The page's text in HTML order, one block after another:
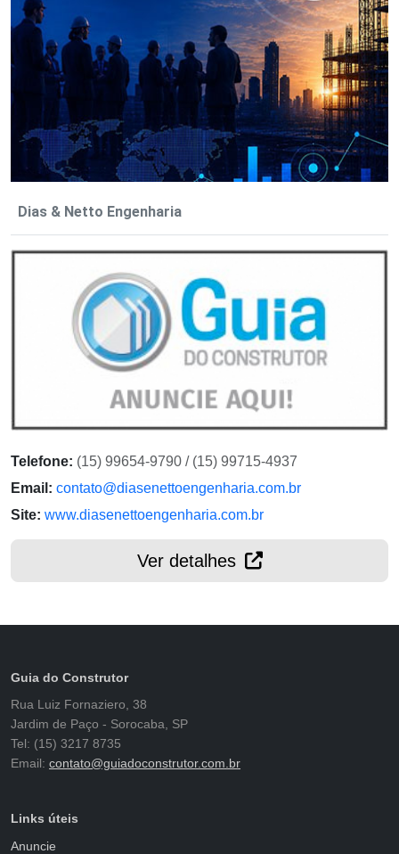
Dias & Netto Engenharia
Telefone: (15) 99654-9790 / (15) 99715-4937
Email: contato@diasenettoengenharia.com.br
Site: www.diasenettoengenharia.com.br
Ver detalhes
Guia do Construtor
Rua Luiz Fornaziero, 38
Jardim de Paço - Sorocaba, SP
Tel: (15) 3217 8735
Email: contato@guiadoconstrutor.com.br
Links úteis
Anuncie